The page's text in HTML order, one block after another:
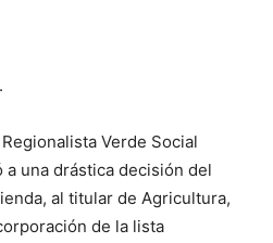
Verde Social
una drástica decisión del
al titular de Agricultura,
de la lista